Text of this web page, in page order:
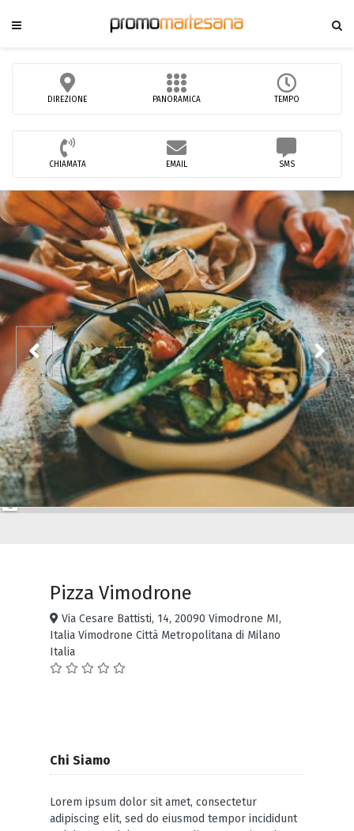
DIREZIONE PANORAMICA TEMPO
CHIAMATA EMAIL SMS
Pizza Vimodrone
Via Cesare Battisti, 14, 20090 Vimodrone MI,
Italia Vimodrone Città Metropolitana di Milano
Italia
Chi Siamo
Lorem ipsum dolor sit amet, consectetur
adipiscing elit, sed do eiusmod tempor incididunt